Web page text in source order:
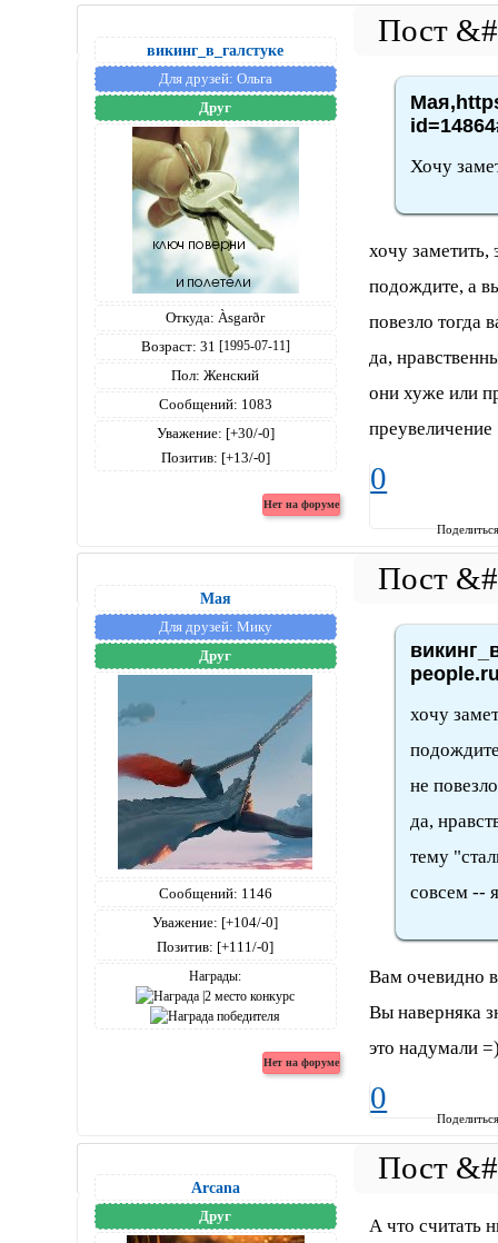
викинг_в_галстуке
Для друзей: Ольга
Друг
Откуда: Àsgarðr
Возраст: 31 [1995-07-11]
Пол: Женский
Сообщений: 1083
Уважение: [+30/-0]
Позитив: [+13/-0]
Хочу
хочу заметить,
подождите, а
повезло
да,
они хуже или
преувеличение
0
Мая
Для друзей: Мику
Друг
Сообщений: 1146
Уважение: [+104/-0]
Позитив: [+111/-0]
Награды:
хочу
не
да,
тему
совсем --
Вам очевидно
Вы наверняка
это надумали
0
Arcana
Друг
А что считать